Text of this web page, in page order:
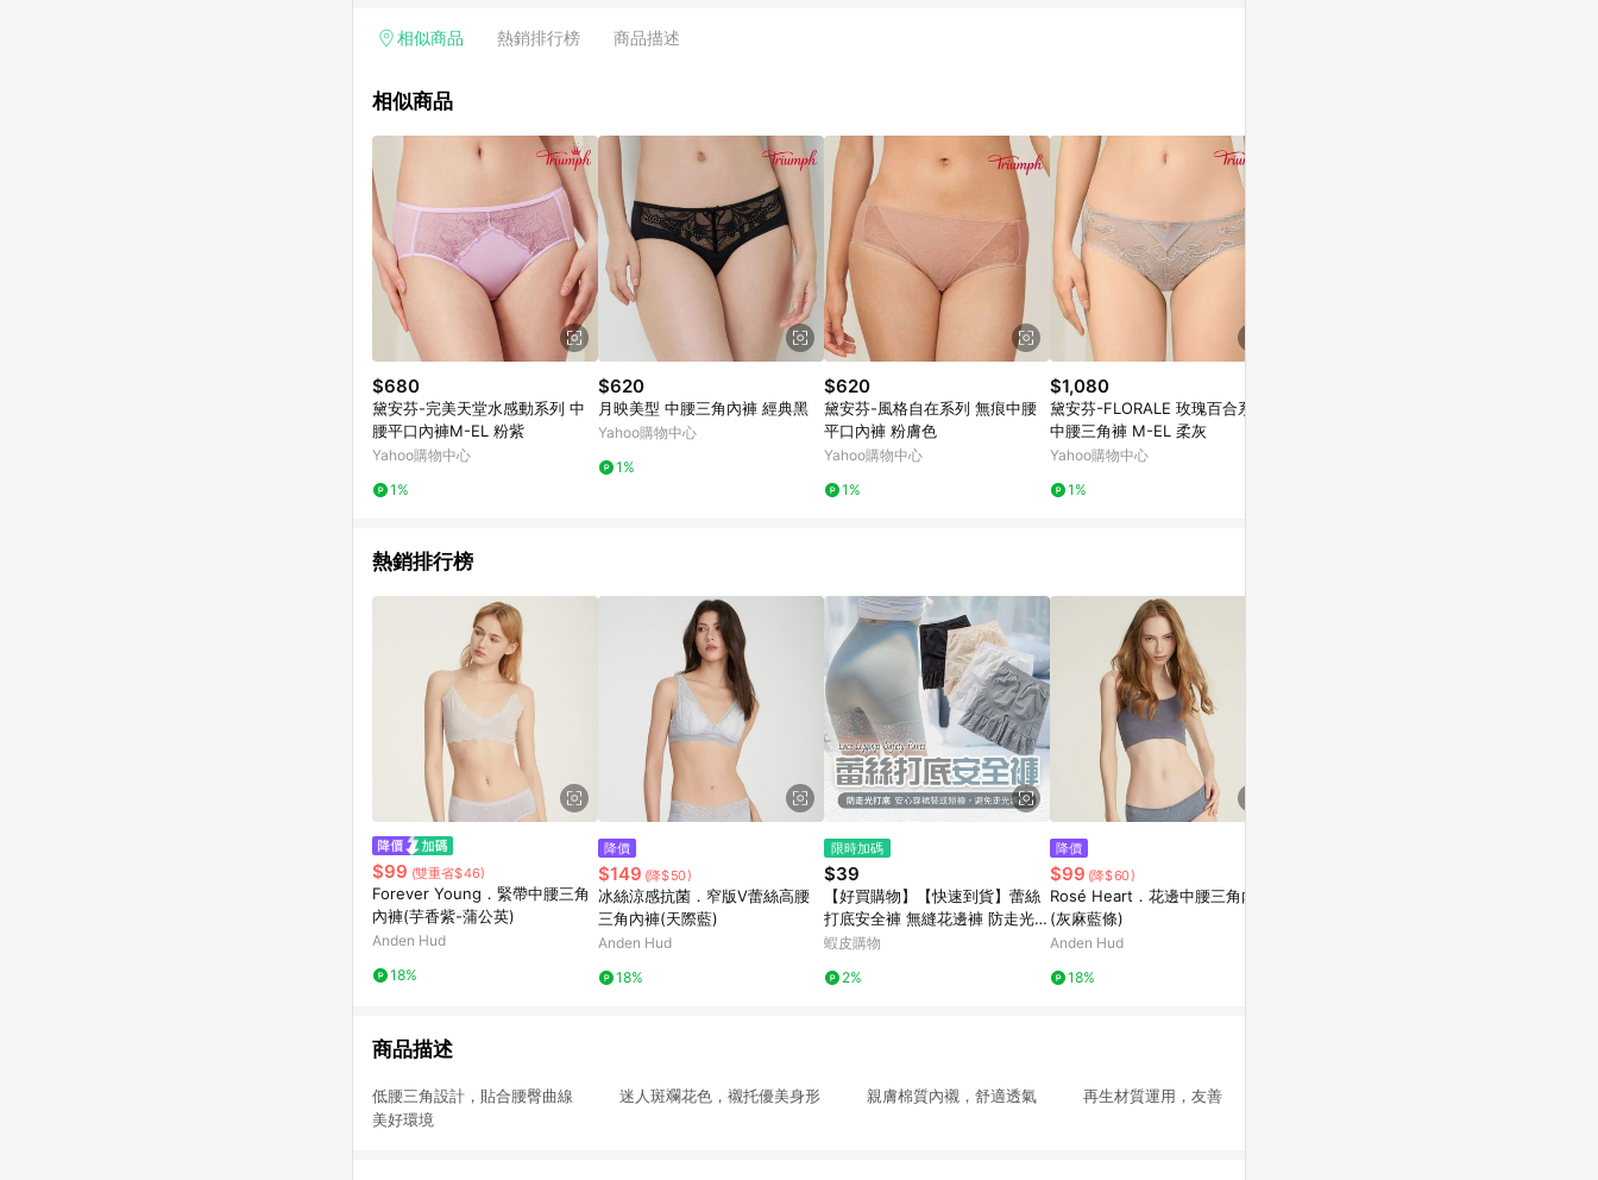
Yahoo超贈點回饋者 - 購物中心商店之商品：商品賣場中有標示「商店」及顯示商店名稱者(指定活動店家除外) 3. 訂
相似商品 熱銷排行榜 商品描述
相似商品
$680
黛安芬-完美天堂水感動系列 中
腰平口內褲M-EL 粉紫
Yahoo購物中心
1%
$620
月映美型 中腰三角內褲 經典黑
Yahoo購物中心
1%
$620
黛安芬-風格自在系列 無痕中腰
平口內褲 粉膚色
Yahoo購物中心
1%
$1,080
黛安芬-FLORALE 玫瑰百合系列
中腰三角褲 M-EL 柔灰
Yahoo購物中心
1%
熱銷排行榜
$99 (雙重省$46)
Forever Young．緊帶中腰三角
內褲(芋香紫-蒲公英)
Anden Hud
18%
降價
$149 (降$50)
冰絲涼感抗菌．窄版V蕾絲高腰
三角內褲(天際藍)
Anden Hud
18%
限時加碼
$39
【好買購物】【快速到貨】蕾絲
打底安全褲 無縫花邊褲 防走光
平角褲 四角褲 女內褲 女打底褲
蝦皮購物
2%
降價
$99 (降$60)
Rosé Heart．花邊中腰三角內褲
(灰麻藍條)
Anden Hud
18%
商品描述
低腰三角設計，貼合腰臀曲線 迷人斑斕花色，襯托優美身形 親膚棉質內襯，舒適透氣 再生材質運用，友善
美好環境